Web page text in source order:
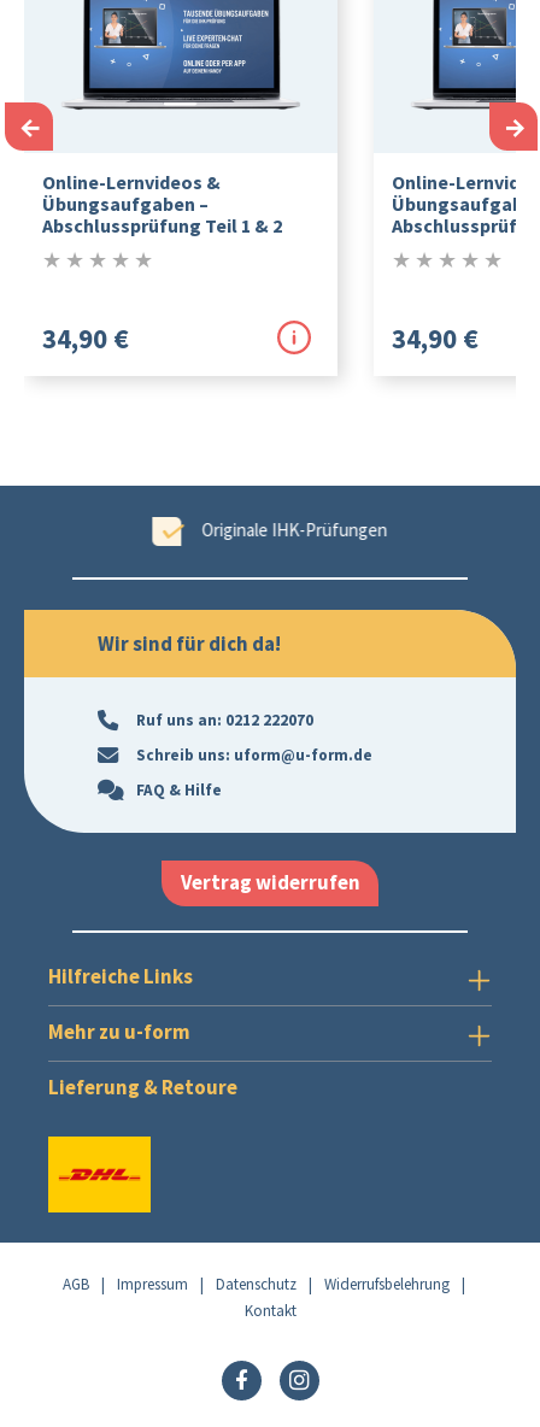
Online-Lernvideos &
Übungsaufgaben –
Abschlussprüfung Teil 1 & 2
★ ★ ★ ★ ★
34,90 €
Online-
★ ★ ★ ★ ★
34,90 €
← →
Originale IHK-Prüfungen
Wir sind für dich da!
Ruf uns an: 0212 222070
Schreib uns: uform@u-form.de
FAQ & Hilfe
Vertrag widerrufen
Hilfreiche Links
Mehr zu u-form
Lieferung & Retoure
AGB | Impressum | Datenschutz | Widerrufsbelehrung |
Kontakt